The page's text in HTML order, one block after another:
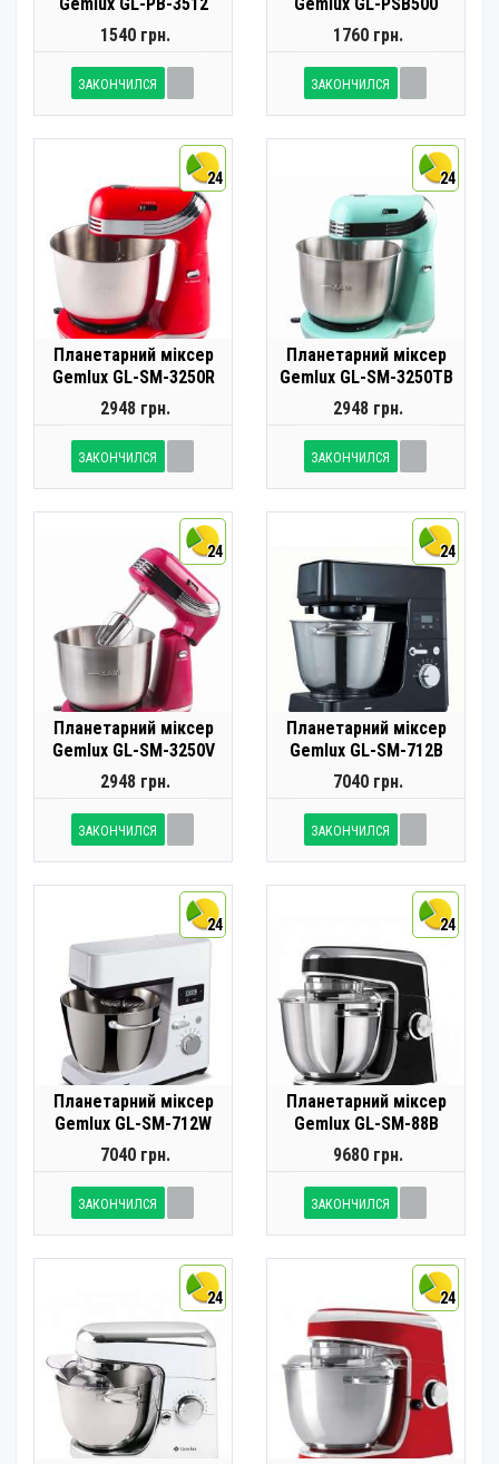
1540 грн.
ЗАКОНЧИЛСЯ
1760 грн.
ЗАКОНЧИЛСЯ
24
Планетарний міксер
Gemlux GL-SM-3250R
2948 грн.
ЗАКОНЧИЛСЯ
24
Планетарний міксер
Gemlux GL-SM-3250TB
2948 грн.
ЗАКОНЧИЛСЯ
24
Планетарний міксер
Gemlux GL-SM-3250V
2948 грн.
ЗАКОНЧИЛСЯ
24
Планетарний міксер
Gemlux GL-SM-712B
7040 грн.
ЗАКОНЧИЛСЯ
24
Планетарний міксер
Gemlux GL-SM-712W
7040 грн.
ЗАКОНЧИЛСЯ
24
Планетарний міксер
Gemlux GL-SM-88B
9680 грн.
ЗАКОНЧИЛСЯ
24 24